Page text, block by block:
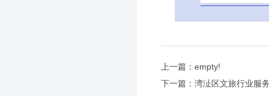
上一篇： empty!
下一篇： 湾沚区文旅行业服